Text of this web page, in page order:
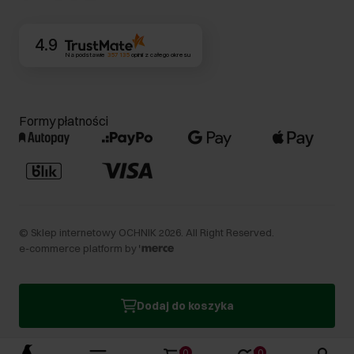
Dodaj do koszyka
4.9
Na podstawie 357 135opinii z całego okresu
Formy płatności
© Sklep internetowy OCHNIK 2026 . All Right Reserved.
e-commerce platform by